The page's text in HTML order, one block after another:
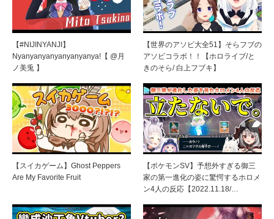
【#NIJINYANJI】
Nyanyanyanyanyanyanya!【 @月
ノ美兎 】
【世界のアソビ大全51】そらフブの
アソビコラボ！！【ホロライブ/と
きのそら/​ 白上フブキ】
【スイカゲーム】Ghost Peppers
Are My Favorite Fruit
【ポケモンSV】予想外すぎる御三
家の第一進化の姿に驚愕するホロメ
ン4人の反応【2022.11.18/…